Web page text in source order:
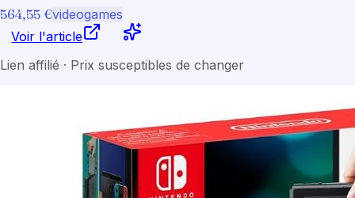
564,55 €videogames
Voir l'article
Lien affilié · Prix susceptibles de changer